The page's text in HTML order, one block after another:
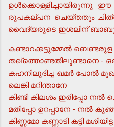
ഉള്‍ക്കൊള്ളിച്ചായിരുന്നു
രൂപകല്പന ചെയ്തതും
വൈദ്യരുടെ ഇശലിന്
കണ്ടാറക്കട്ടുമ്മേല്‍ ബെണ്ടരുള
തഖ്ത്തൊണ്ടതിലുണ്ടാനെ -
കഹനിലുദിച്ച ഖമര്‍ പോല്‍
ലെങ്കി മറിന്താനേ
കിണ്ടി കിലശം ഇരിപ്പോ നല്‍
മതിപ്പോ ഉറപ്പാനേ - നല്‍
കിണ്ണമോ കണ്ണാടി കട്ടി മശിയിട്ട